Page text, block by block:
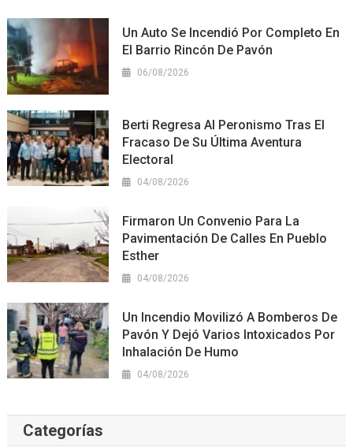
Un Auto Se Incendió Por Completo En
El Barrio Rincón De Pavón
06/08/2026
Berti Regresa Al Peronismo Tras El
Fracaso De Su Última Aventura
Electoral
04/08/2026
Firmaron Un Convenio Para La
Pavimentación De Calles En Pueblo
Esther
04/08/2026
Un Incendio Movilizó A Bomberos De
Pavón Y Dejó Varios Intoxicados Por
Inhalación De Humo
04/08/2026
Categorías